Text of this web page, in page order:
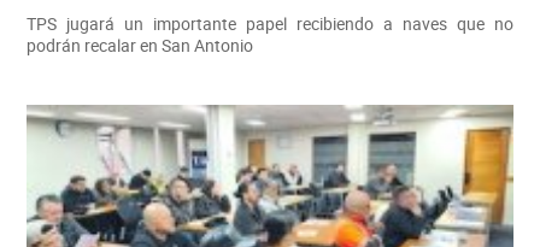
TPS jugará un importante papel recibiendo a naves que no
podrán recalar en San Antonio